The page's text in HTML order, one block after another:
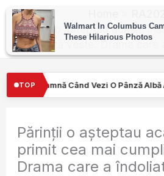
Skip
content
Părinții o așteptau acasă,
cumplită veste. Drama care
TOP
Pânză Albă Atârnată De Geamul Unei
Părinții o așteptau
primit cea mai
Drama care a